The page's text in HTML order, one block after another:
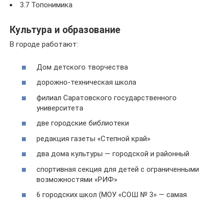
3.7 Топонимика
Культура и образование
В городе работают:
Дом детского творчества
дорожно-техническая школа
филиал Саратовского государственного
университета
две городские библиотеки
редакция газеты «Степной край»
два дома культуры — городской и районный
спортивная секция для детей с ограниченными
возможностями «РИФ»
6 городских школ (МОУ «СОШ № 3» — самая